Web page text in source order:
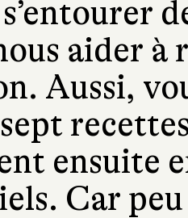
aider à
Aussi,
ensuite
Car